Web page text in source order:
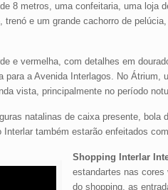
8 metros, uma confeitaria, uma
e um grande cachorro de
e vermelha, com detalhes em
para a Avenida Interlagos. No
vista, principalmente no período
natalinas de caixa presente,
também estarão enfeitados
Shopping Interlar
estandartes nas cores
do shopping, as